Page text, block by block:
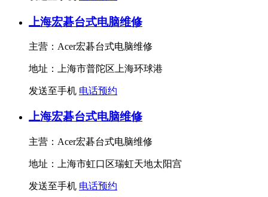
上海宏碁台式电脑维修
主营：Acer宏碁台式电脑维修
地址：上海市普陀区上海环球港
发送至手机 电话预约
上海宏碁台式电脑维修
主营：Acer宏碁台式电脑维修
地址：上海市虹口区瑞虹天地太阳宫
发送至手机 电话预约